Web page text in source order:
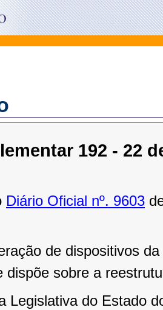
192 - 22
Diário Oficial nº. 9603
de dispositivos
dispõe sobre a
Legislativa do Estado